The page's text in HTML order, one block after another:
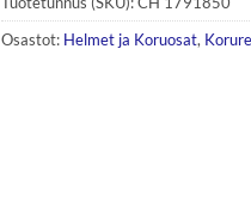
Osastot: Helmet ja Koruosat,